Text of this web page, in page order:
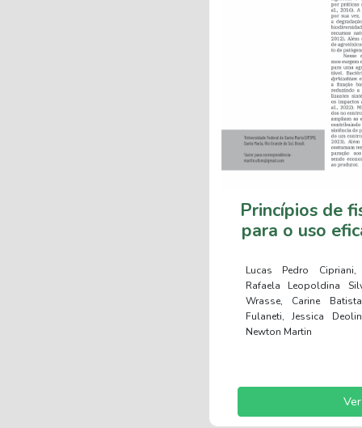
Princípios de
para o uso
Lucas Pedro
Rafaela Leopoldina
Wrasse, Carine
Fulaneti, Jessica
Newton Martin